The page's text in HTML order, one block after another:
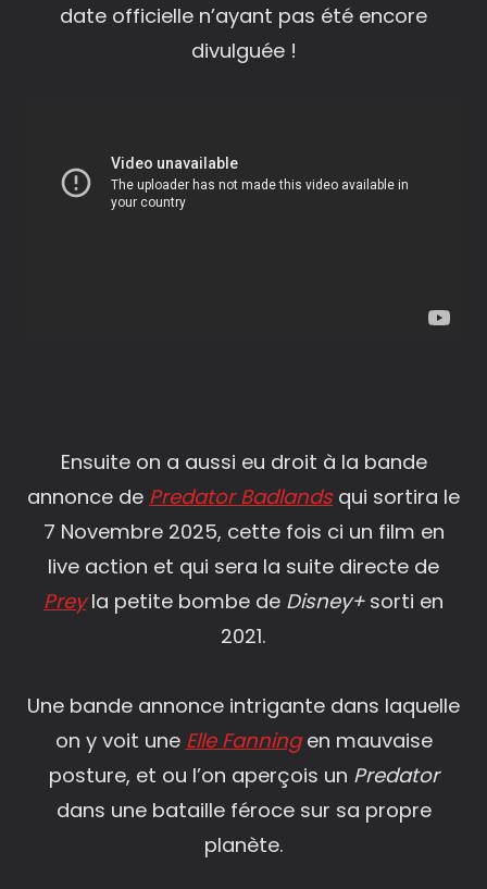
date officielle n’ayant pas été encore
divulguée !
Ensuite on a aussi eu droit à la bande
annonce de Predator Badlandsqui sortira le
7 Novembre 2025, cette fois ci un film en
live action et qui sera la suite directe de
Preyla petite bombe de Disney+sorti en
2021.
Une bande annonce intrigante dans laquelle
on y voit une Elle Fanningen mauvaise
posture, et ou l’on aperçois un Predator
dans une bataille féroce sur sa propre
planète.